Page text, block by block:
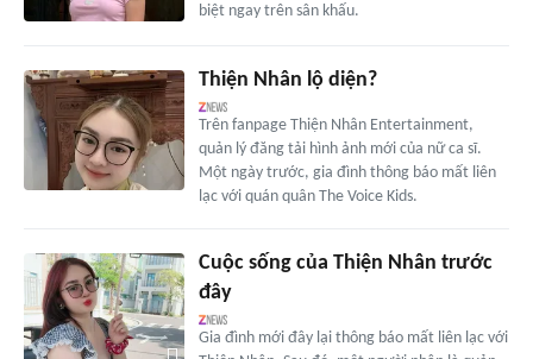
biệt ngay trên sân khấu.
Thiện Nhân lộ diện?
Trên fanpage Thiện Nhân Entertainment,
quản lý đăng tải hình ảnh mới của nữ ca sĩ.
Một ngày trước, gia đình thông báo mất liên
lạc với quán quân The Voice Kids.
Cuộc sống của Thiện Nhân trước
đây
Gia đình mới đây lại thông báo mất liên lạc với